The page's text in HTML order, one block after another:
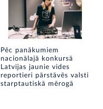
Pēc panākumiem
nacionālajā konkursā
Latvijas jaunie vides
reportieri pārstāvēs valsti
starptautiskā mērogā